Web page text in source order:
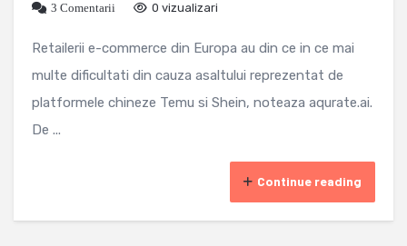
3 Comentarii
0 vizualizari
Retailerii e-commerce din Europa au din ce in ce mai
multe dificultati din cauza asaltului reprezentat de
platformele chineze Temu si Shein, noteaza aqurate.ai.
De ...
Continue reading